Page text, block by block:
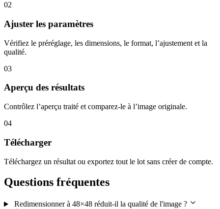
02
Ajuster les paramètres
Vérifiez le préréglage, les dimensions, le format, l’ajustement et la
qualité.
03
Aperçu des résultats
Contrôlez l’aperçu traité et comparez-le à l’image originale.
04
Télécharger
Téléchargez un résultat ou exportez tout le lot sans créer de compte.
Questions fréquentes
Redimensionner à 48×48 réduit-il la qualité de l'image ?